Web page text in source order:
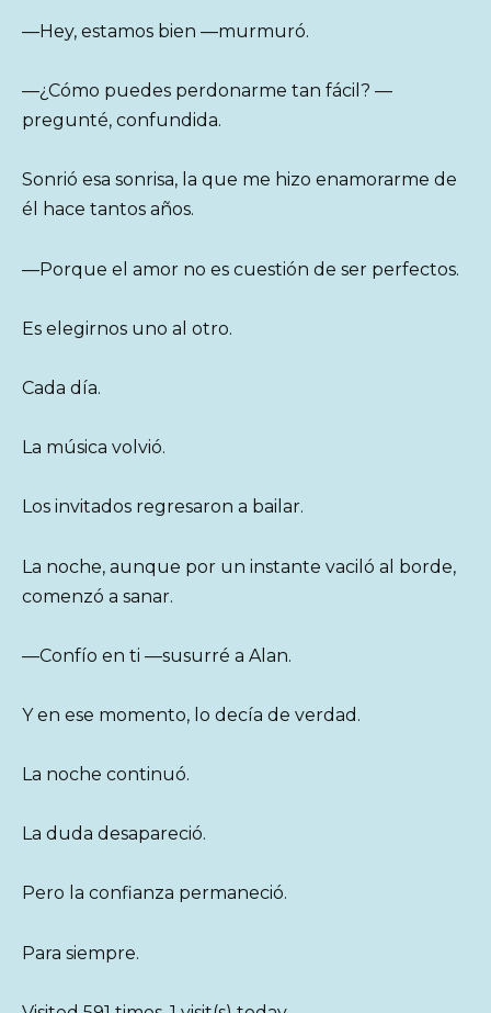
—Hey, estamos bien —murmuró.
—¿Cómo puedes perdonarme tan fácil? —
pregunté, confundida.
Sonrió esa sonrisa, la que me hizo enamorarme de
él hace tantos años.
—Porque el amor no es cuestión de ser perfectos.
Es elegirnos uno al otro.
Cada día.
La música volvió.
Los invitados regresaron a bailar.
La noche, aunque por un instante vaciló al borde,
comenzó a sanar.
—Confío en ti —susurré a Alan.
Y en ese momento, lo decía de verdad.
La noche continuó.
La duda desapareció.
Pero la confianza permaneció.
Para siempre.